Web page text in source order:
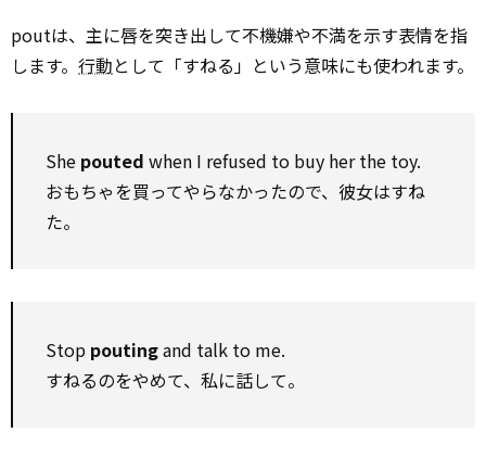
poutは、主に唇を突き出して不機嫌や不満を示す表情を指
します。 行動として「すねる」という意味にも使われます。
She pouted when I refused to buy her the toy.
おもちゃを買ってやらなかったので、彼女はすね
た。
Stop poutingand talk to me.
すねるのをやめて、私に話して。